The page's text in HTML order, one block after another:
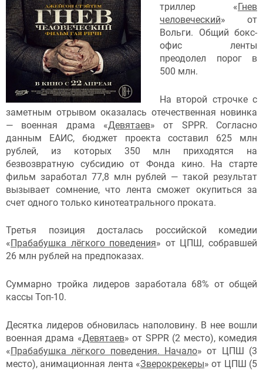
триллер « Гнев
человеческий» от
Вольги. Общий бокс-
офис ленты
преодолел порог в
500 млн.
На второй строчке с
заметным отрывом оказалась отечественная новинка
— военная драма «Девятаев» от SPPR. Согласно
данным ЕАИС, бюджет проекта составил 625 млн
рублей, из которых 350 млн приходятся на
безвозвратную субсидию от Фонда кино. На старте
фильм заработал 77,8 млн рублей — такой результат
вызывает сомнение, что лента сможет окупиться за
счет одного только кинотеатрального проката.
Третья позиция досталась российской комедии
« Прабабушка лёгкого поведения» от ЦПШ, собравшей
26 млн рублей на предпоказах.
Суммарно тройка лидеров заработала 68% от общей
кассы Топ-10.
Десятка лидеров обновилась наполовину. В нее вошли
военная драма «Девятаев» от SPPR (2 место), комедия
«Прабабушка лёгкого поведения. Начало» от ЦПШ (3
место), анимационная лента «Зверокрекеры» от ЦПШ (5